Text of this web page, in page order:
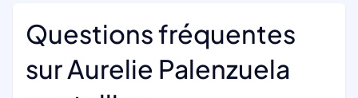
Questions fréquentes
sur Aurelie Palenzuela